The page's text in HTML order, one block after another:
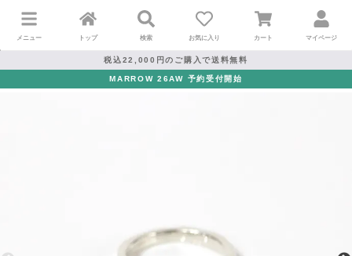
メニュー トップ 検索 お気に入り カート マイページ
税込22,000円のご購入で送料無料
MARROW 26AW 予約受付開始